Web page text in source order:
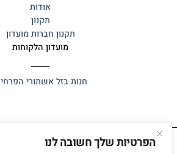
הפרטיות שלך חשובה לנו
אודות
תקנון
תקנון חברות מועדון
מועדון הלקוחות
חנות בזלאשתורי הפרחי 9